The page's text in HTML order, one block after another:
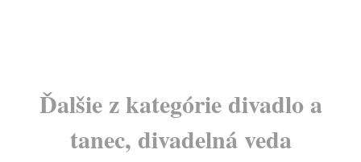
Ďalšie z kategórie divadlo a
tanec, divadelná veda